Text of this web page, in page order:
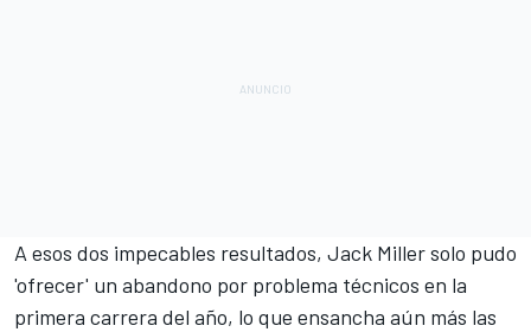
A esos dos impecables resultados, Jack Millersolo pudo
'ofrecer' un abandono por problema técnicos en la
primera carrera del año, lo que ensancha aún más las